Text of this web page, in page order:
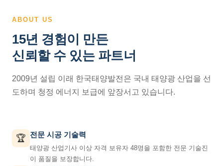
ABOUT US
15년 경험이 만든
신뢰할 수 있는 파트너
2009년 설립 이래 한국태양발전은 국내 태양광 산업을 선
도하며 청정 에너지 보급에 앞장서고 있습니다.
🏆 전문 시공 기술력
태양광 산업기사 이상 자격 보유자 48명을 포함한 전문 기술진
이 품질을 보장합니다.